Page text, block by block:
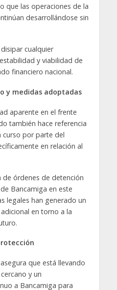
que las operaciones de la
desarrollándose sin
cualquier
y viabilidad de
financiero nacional.
y medidas adoptadas
aparente en el frente
también hace referencia
curso por parte del
en relación al
de órdenes de detención
Bancamiga en este
legales han generado un
en torno a la
que está llevando
y un
a Bancamiga para